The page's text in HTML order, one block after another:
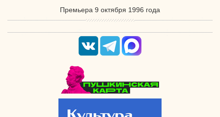
Премьера 9 октября 1996 года